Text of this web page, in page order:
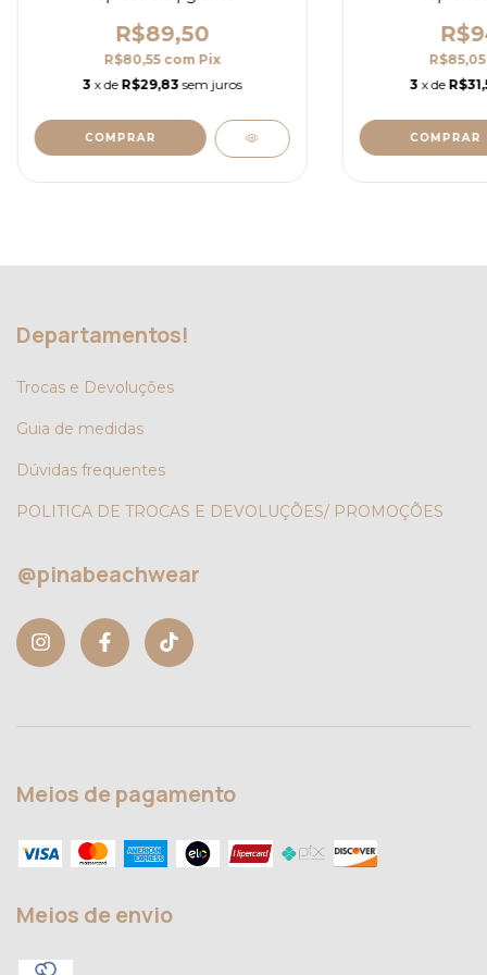
R$89,50
R$80,55 com Pix
3 x de R$29,83 sem juros
COMPRAR
3 x de
COMPRAR
Departamentos!
Trocas e Devoluções
Guia de medidas
Dúvidas frequentes
POLITICA DE TROCAS E DEVOLUÇÕES/ PROMOÇÕES
@pinabeachwear
Meios de pagamento
Meios de envio